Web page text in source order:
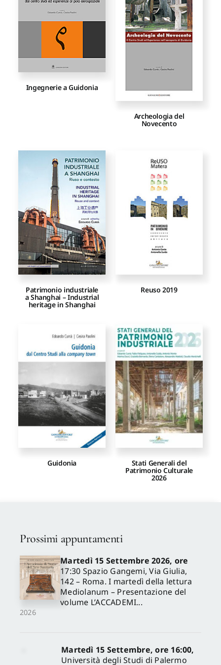
Proposte di pubblicazione
Gangemi Editore
Newsletter
Ingegnerie a Guidonia
Archeologia del
Novecento
Patrimonio industriale
a Shanghai – Industrial
heritage in Shanghai
Reuso 2019
Guidonia Stati Generali del
Patrimonio Culturale
2026
Prossimi appuntamenti
2026
Martedì 15 Settembre 2026, ore
17:30 Spazio Gangemi, Via Giulia,
142 – Roma. I martedì della lettura
Mediolanum – Presentazione del
volume L’ACCADEMI...
Martedì 15 Settembre, ore 16:00,
Università degli Studi di Palermo